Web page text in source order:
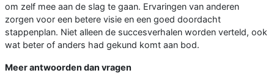
om zelf mee aan de slag te gaan. Ervaringen van anderen
zorgen voor een betere visie en een goed doordacht
stappenplan. Niet alleen de succesverhalen worden verteld, ook
wat beter of anders had gekund komt aan bod.
Meer antwoorden dan vragen